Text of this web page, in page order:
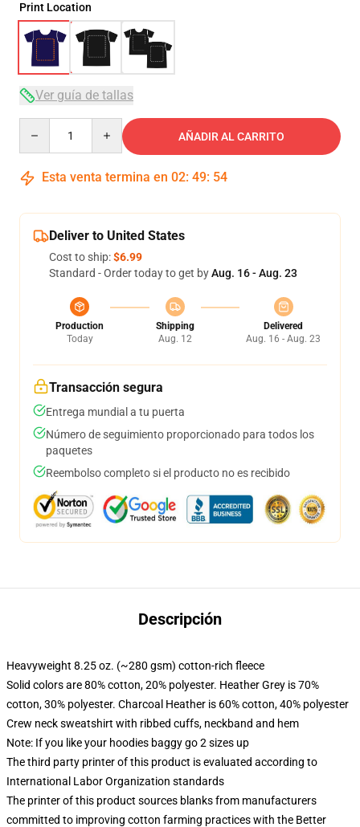
Print Location
Ver guía de tallas
AÑADIR AL CARRITO
Esta venta termina en 02: 49: 53
Deliver to United States
Cost to ship:$6.99
Standard - Order today to get byAug. 16 - Aug. 23
Production
Today
Shipping
Aug. 12
Delivered
Aug. 16 - Aug. 23
Transacción segura
Entrega mundial a tu puerta
Número de seguimiento proporcionado para todos los
paquetes
Reembolso completo si el producto no es recibido
Descripción
Heavyweight 8.25 oz. (~280 gsm) cotton-rich fleece
Solid colors are 80% cotton, 20% polyester. Heather Grey is 70%
cotton, 30% polyester. Charcoal Heather is 60% cotton, 40% polyester
Crew neck sweatshirt with ribbed cuffs, neckband and hem
Note: If you like your hoodies baggy go 2 sizes up
The third party printer of this product is evaluated according to
International Labor Organization standards
The printer of this product sources blanks from manufacturers
committed to improving cotton farming practices with the Better